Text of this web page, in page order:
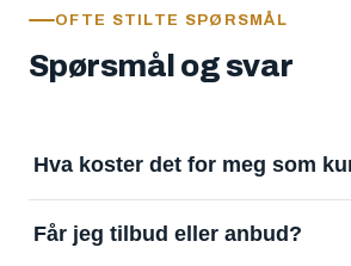
OFTE STILTE SPØRSMÅL
Spørsmål og svar
Hva koster det for meg som
å motta svar. Tjenesten finansieres
Får jeg tilbud eller anbud?